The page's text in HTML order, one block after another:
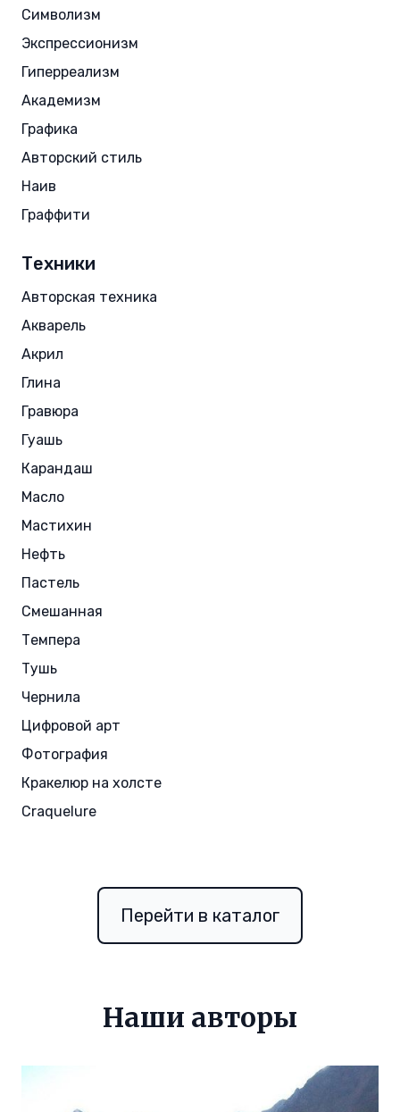
Символизм
Экспрессионизм
Гиперреализм
Академизм
Графика
Авторский стиль
Наив
Граффити
Техники
Авторская техника
Акварель
Акрил
Глина
Гравюра
Гуашь
Карандаш
Масло
Мастихин
Нефть
Пастель
Смешанная
Темпера
Тушь
Чернила
Цифровой арт
Фотография
Кракелюр на холсте
Craquelure
Перейти в каталог
Наши авторы